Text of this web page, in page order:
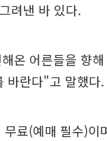
려낸 바 있다.
온 어른들을 향
바란다"고 말했다.
료(예매 필수)이